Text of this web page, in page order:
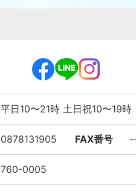
平日10〜21時 土日祝10〜19時
0878131905 FAX番号
760-0005